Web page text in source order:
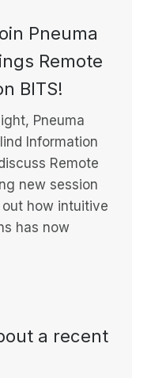
Pneuma
Remote
BITS!
Pneuma
Information
Remote
new session
how intuitive
has now
a recent